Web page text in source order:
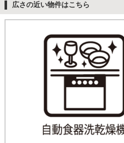
広さの近い物件はこちら